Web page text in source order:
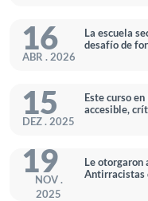
16
ABR . 2026
La escuela
desafío de
15
DEZ . 2025
Este curso
accesible,
19
NOV .
2025
Le otorgaron
Antirracistas